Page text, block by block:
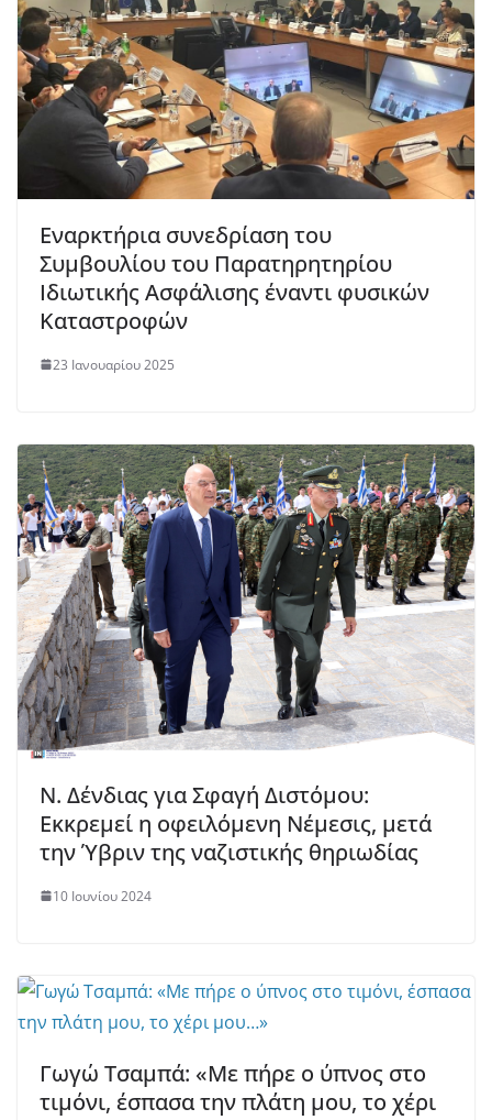
Εναρκτήρια συνεδρίαση του
Συμβουλίου του Παρατηρητηρίου
Ιδιωτικής Ασφάλισης έναντι φυσικών
Καταστροφών
23 Ιανουαρίου 2025
Ν. Δένδιας για Σφαγή Διστόμου:
Εκκρεμεί η οφειλόμενη Νέμεσις, μετά
την Ύβριν της ναζιστικής θηριωδίας
10 Ιουνίου 2024
Γωγώ Τσαμπά: «Με πήρε ο ύπνος στο
τιμόνι, έσπασα την πλάτη μου, το χέρι